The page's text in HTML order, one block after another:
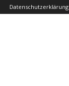
Datenschutzerklärung